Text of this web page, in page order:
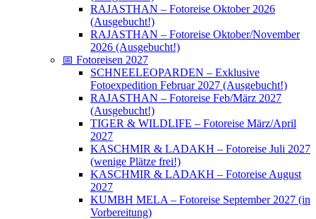
RAJASTHAN – Fotoreise Oktober 2026
(Ausgebucht!)
RAJASTHAN – Fotoreise Oktober/November
2026 (Ausgebucht!)
📅 Fotoreisen 2027
SCHNEELEOPARDEN – Exklusive
Fotoexpedition Februar 2027 (Ausgebucht!)
RAJASTHAN – Fotoreise Feb/März 2027
(Ausgebucht!)
TIGER & WILDLIFE – Fotoreise März/April
2027
KASCHMIR & LADAKH – Fotoreise Juli 2027
(wenige Plätze frei!)
KASCHMIR & LADAKH – Fotoreise August
2027
KUMBH MELA – Fotoreise September 2027 (in
Vorbereitung)